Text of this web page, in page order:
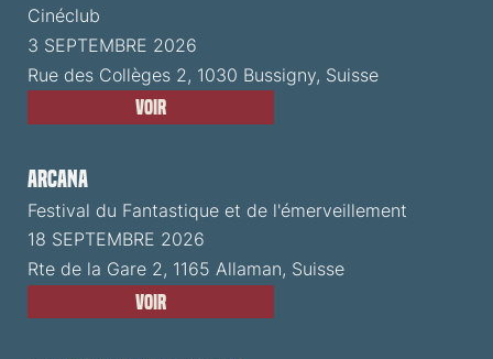
Cinéclub
3 SEPTEMBRE 2026
Rue des Collèges 2, 1030 Bussigny, Suisse
Voir
ARCANA
Festival du Fantastique et de l'émerveillement
18 SEPTEMBRE 2026
Rte de la Gare 2, 1165 Allaman, Suisse
Voir